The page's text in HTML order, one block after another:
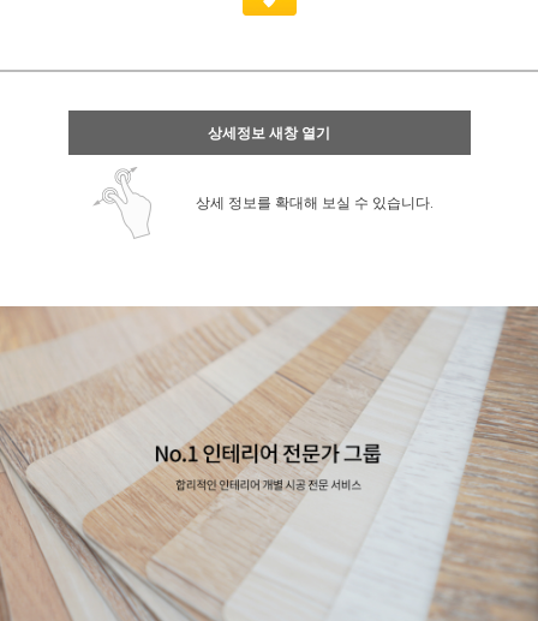
상세정보 새창 열기
상세 정보를 확대해 보실 수 있습니다.